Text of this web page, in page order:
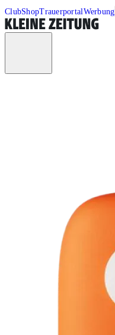
ClubShopTrauerportalWerbung